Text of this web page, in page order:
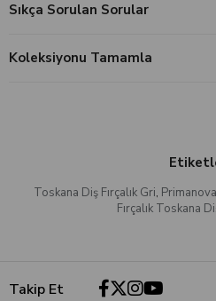
Sıkça Sorulan Sorular
Koleksiyonu Tamamla
Toskana Diş Fırçalık Gri,
Fırçalık Toskana
Takip Et